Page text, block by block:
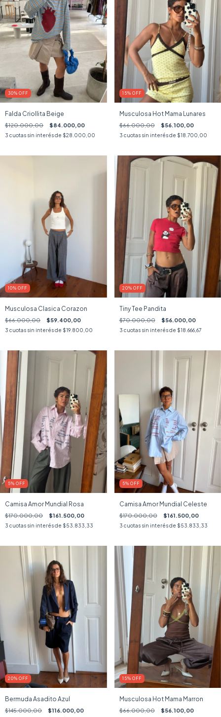
30% OFF
Falda Criollita Beige
$120.000,00 $84.000,00
3 cuotas sin interés de $28.000,00
15% OFF
Musculosa Hot Mama Lunares
$66.000,00 $56.100,00
3 cuotas sin interés de $18.700,00
10% OFF
Musculosa Clasica Corazon
$66.000,00 $59.400,00
3 cuotas sin interés de $19.800,00
20% OFF
Tiny Tee Pandita
$70.000,00 $56.000,00
3 cuotas sin interés de $18.666,67
5% OFF
Camisa Amor Mundial Rosa
$170.000,00 $161.500,00
3 cuotas sin interés de $53.833,33
5% OFF
Camisa Amor Mundial Celeste
$170.000,00 $161.500,00
3 cuotas sin interés de $53.833,33
20% OFF
Bermuda Asadito Azul
$145.000,00 $116.000,00
15% OFF
Musculosa Hot Mama Marron
$66.000,00 $56.100,00